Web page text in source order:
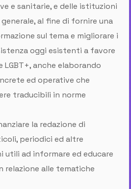
e sanitarie, e delle istituzioni
al fine di fornire una
sul tema e migliorare i
oggi esistenti a favore
LGBT+, anche elaborando
ed operative che
traducibili in norme
la redazione di
periodici ed altre
utili ad informare ed educare
relazione alle tematiche